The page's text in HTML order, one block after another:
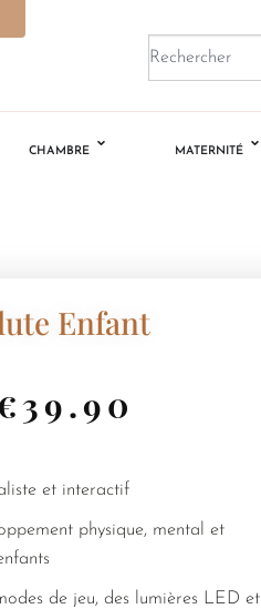
CHAMBRE MATERNITÉ
Enfant
39.90
et interactif
physique, mental et
de jeu, des lumières LED et